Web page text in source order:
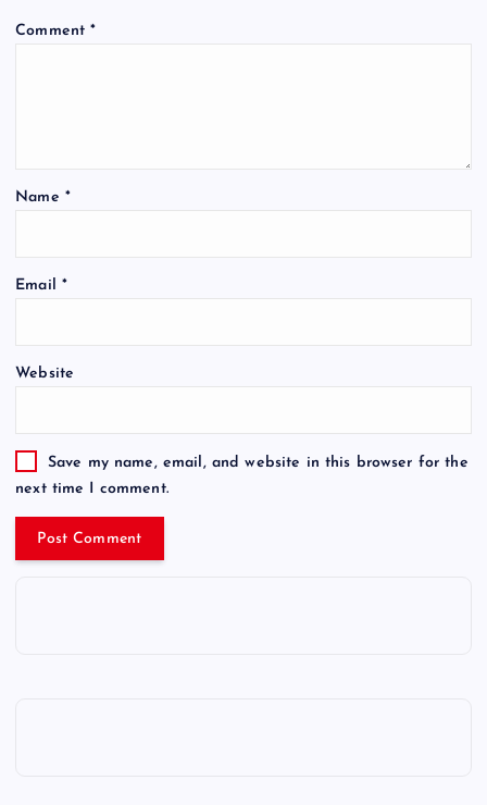
Comment*
Name *
Email *
Website
Save my name, email, and website in this browser for the
next time I comment.